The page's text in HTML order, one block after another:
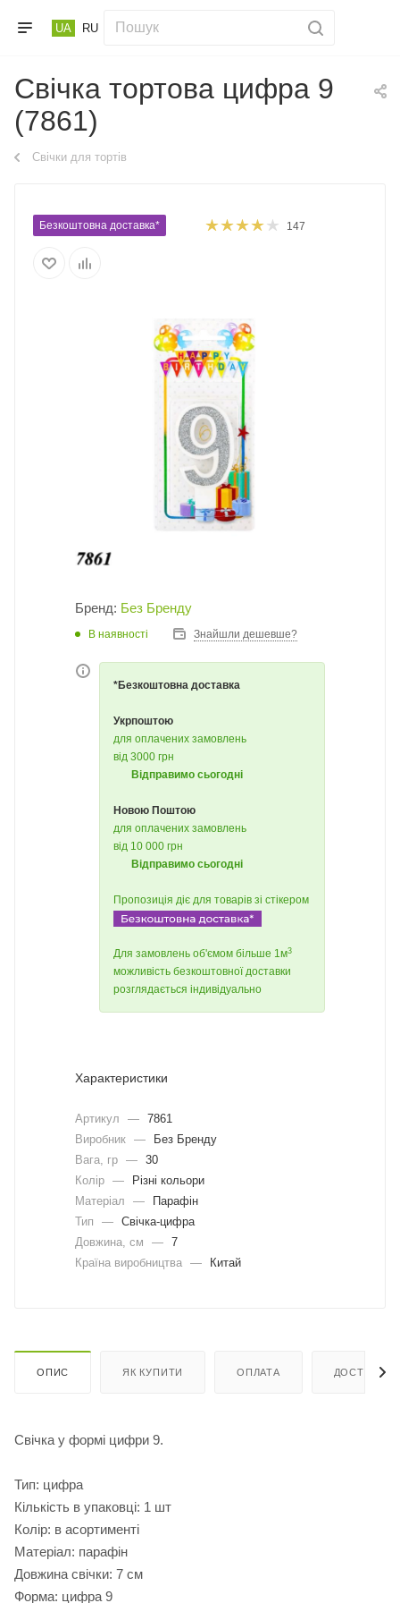
UA RU
Свічка тортова цифра 9
(7861)
Свічки для тортів
Безкоштовна доставка* 147
Бренд: Без Бренду
В наявності Знайшли дешевше?
*Безкоштовна доставка
Укрпоштою
для оплачених замовлень
від 3000 грн
Відправимо сьогодні
Новою Поштою
для оплачених замовлень
від 10 000 грн
Відправимо сьогодні
Пропозиція діє для товарів зі стікером
Для замовлень об'ємом більше 1м3
можливість безкоштовної доставки
розглядається індивідуально
Характеристики
Артикул — 7861
Виробник —
Без Бренду
Вага, гр — 30
Колір —
Різні кольори
Матеріал
—
Парафін
Тип
— Свічка-цифра
Довжина, cм
— 7
Країна виробництва — Китай
ОПИС ЯК КУПИТИ ОПЛАТА ДОСТАВКА
Свічка у формі цифри 9.
Тип: цифра
Кількість в упаковці: 1 шт
Колір: в асортименті
Матеріал: парафін
Довжина свічки: 7 см
Форма: цифра 9